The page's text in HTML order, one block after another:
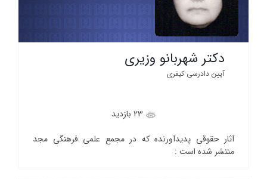
دکتر شهربانو وزیری
آیین دادرسی کیفری
آثار حقوقی پدیدآورنده که در مجمع علمی فرهنگی مجد
منتشر شده است :